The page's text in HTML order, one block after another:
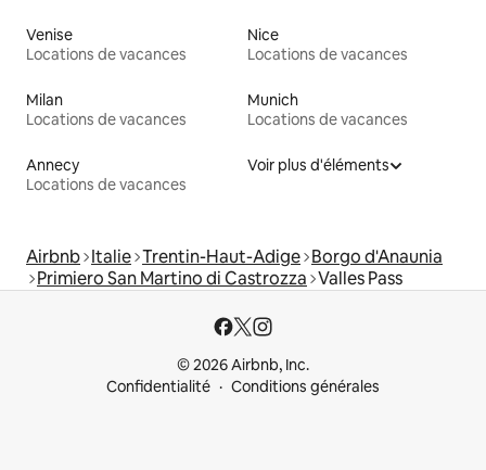
Venise
Locations de vacances
Nice
Locations de vacances
Milan
Locations de vacances
Munich
Locations de vacances
Annecy
Locations de vacances
Voir plus d'éléments
Airbnb Italie Trentin-Haut-Adige Borgo d'Anaunia
Primiero San Martino di Castrozza Valles Pass
© 2026 Airbnb, Inc.
Confidentialité
Conditions générales